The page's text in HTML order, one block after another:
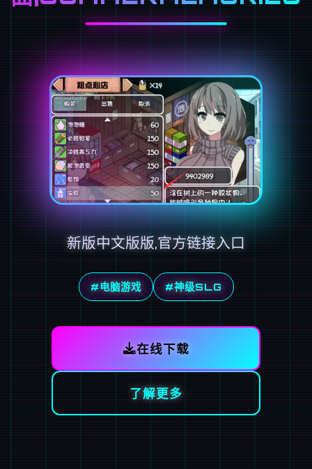
新版中文版版,官方链接入口
#电脑游戏 #神级SLG
在线下载
了解更多